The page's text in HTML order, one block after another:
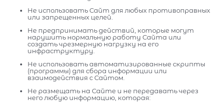
Не использовать Сайт для любых противоправных
или запрещенных целей.
Не предпринимать действий, которые могут
нарушить нормальную работу Сайта или
создать чрезмерную нагрузку на его
инфраструктуру.
Не использовать автоматизированные скрипты
(программы) для сбора информации или
взаимодействия с Сайтом.
Не размещать на Сайте и не передавать через
него любую информацию, которая: